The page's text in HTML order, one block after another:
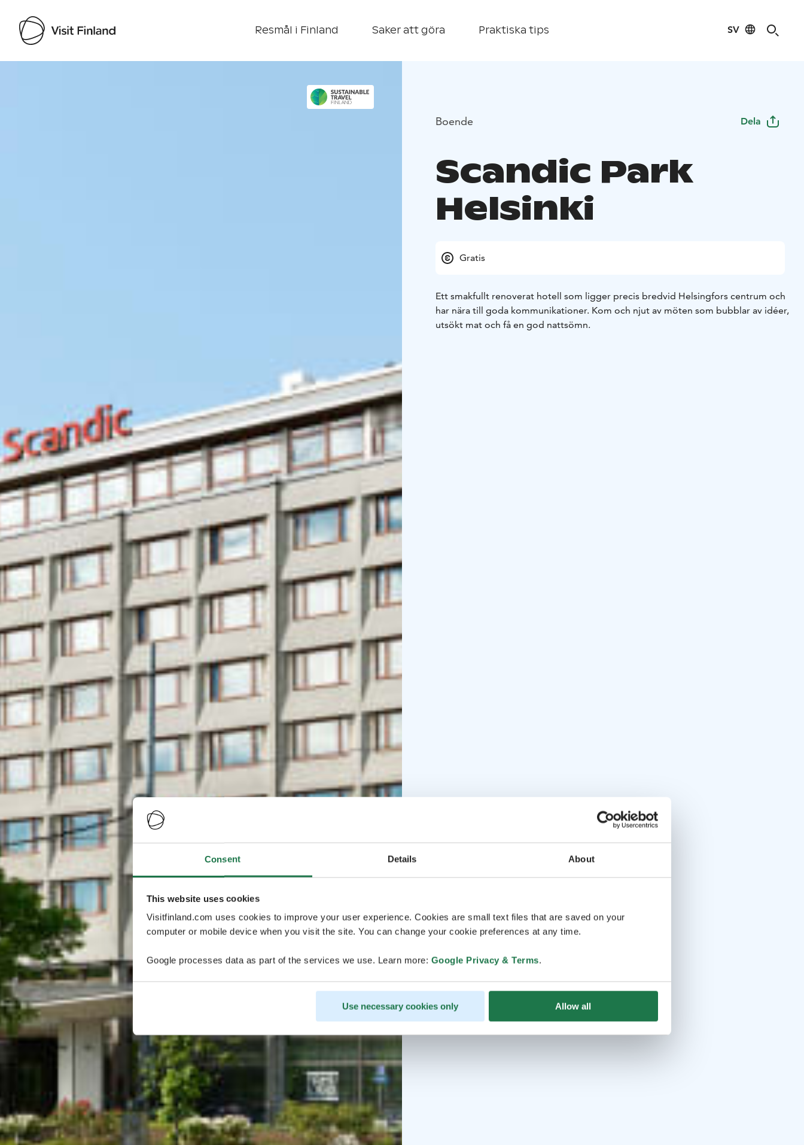
Consent Details About
This website uses cookies
Visitfinland.com uses cookies to improve your user experience. Cookies are small text files that are saved on your
computer or mobile device when you visit the site. You can change your cookie preferences at any time.
Google processes data as part of the services we use. Learn more: Google Privacy & Terms.
Use necessary cookies only Allow all
Resmål i Finland Saker att göra Praktiska tips SV
Boende Dela
Scandic Park
Helsinki
Gratis
Ett smakfullt renoverat hotell som ligger precis bredvid Helsingfors centrum och
har nära till goda kommunikationer. Kom och njut av möten som bubblar av idéer,
utsökt mat och få en god nattsömn.